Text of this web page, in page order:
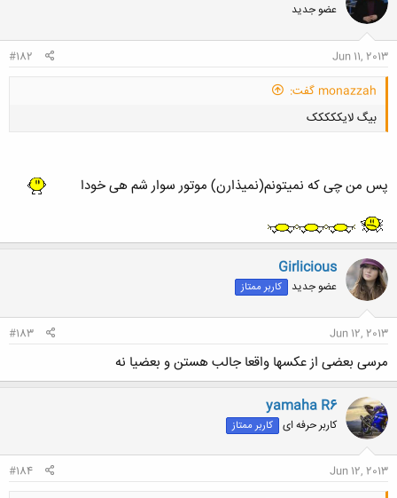
ه
ا
عضو جدید
Jun 11, 2013
#182
monazzah گفت:
بیگ لایککککک
پس من چی که نمیتونم(نمیذارن) موتور سوار شم هی خودا
Girlicious
عضو جدید کاربر ممتاز
Jun 12, 2013
#183
مرسی بعضی از عکسها واقعا جالب هستن و بعضیا نه
yamaha R6
کاربر حرفه ای کاربر ممتاز
Jun 12, 2013
#184